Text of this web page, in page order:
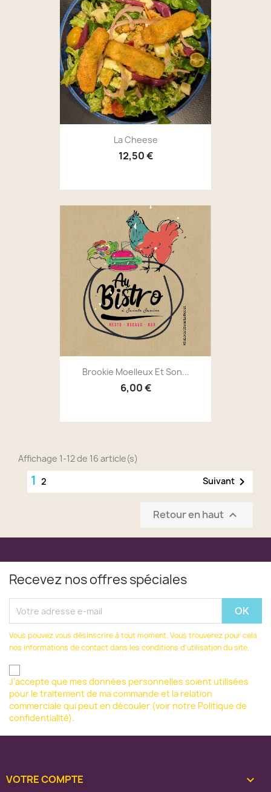
La Cheese
12,50 €
Brookie Moelleux Et Son...
6,00 €
Affichage 1-12 de 16 article(s)
1 2 Suivant 
Retour en haut 
Recevez nos offres spéciales
Vous pouvez vous désinscrire à tout moment. Vous trouverez pour cela
nos informations de contact dans les conditions d'utilisation du site.
J’accepte que mes données personnelles soient utilisées
pour le traitement de ma commande et la relation
commerciale qui peut en découler (voir notre Politique de
confidentialité).
VOTRE COMPTE 